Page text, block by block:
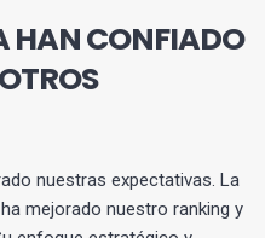
HAN CONFIADO
nuestras expectativas. La
mejorado nuestro ranking y